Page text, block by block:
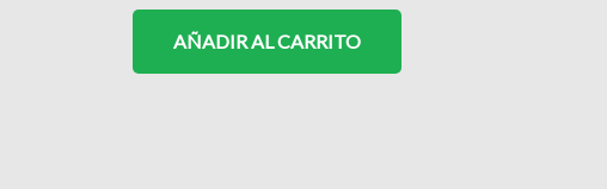
AÑADIR AL CARRITO